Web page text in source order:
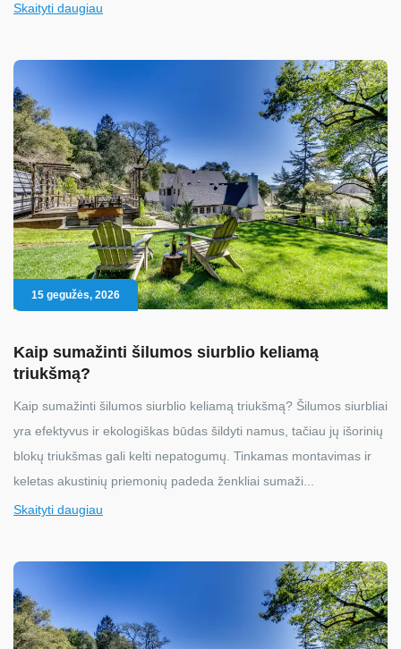
Skaityti daugiau
15 gegužės, 2026
Kaip sumažinti šilumos siurblio keliamą
triukšmą?
Kaip sumažinti šilumos siurblio keliamą triukšmą? Šilumos siurbliai
yra efektyvus ir ekologiškas būdas šildyti namus, tačiau jų išorinių
blokų triukšmas gali kelti nepatogumų. Tinkamas montavimas ir
keletas akustinių priemonių padeda ženkliai sumaži...
Skaityti daugiau